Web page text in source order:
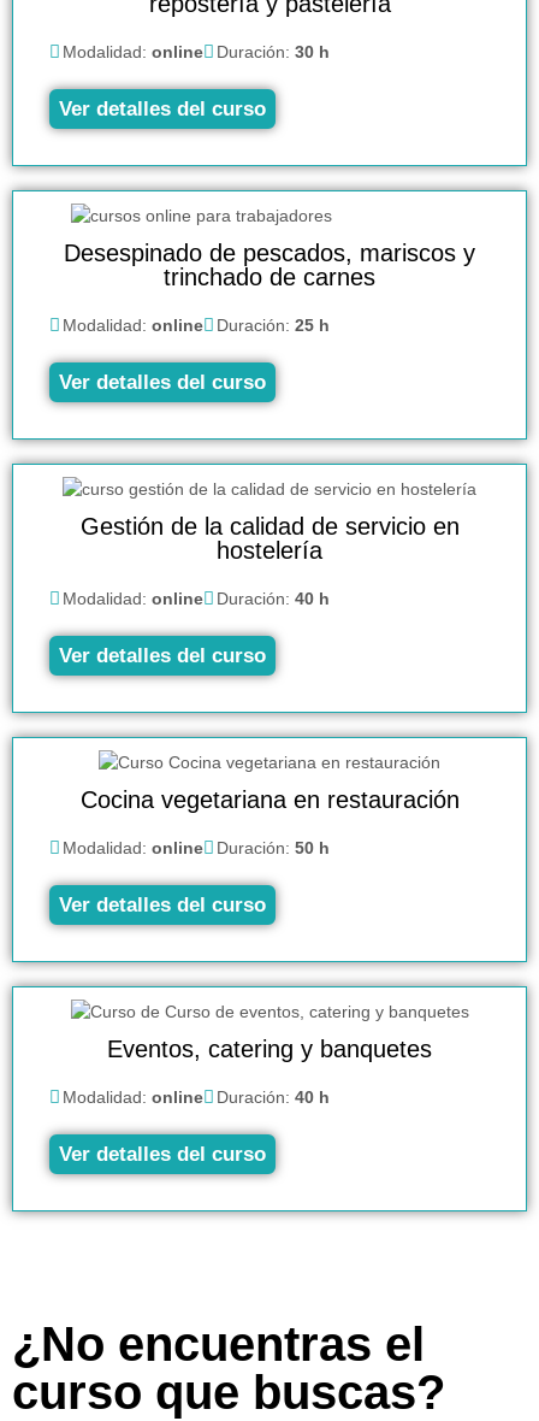
Modalidad: online Duración: 30 h
Ver detalles del curso
Desespinado de pescados, mariscos y
trinchado de carnes
Modalidad: online Duración: 25 h
Ver detalles del curso
Gestión de la calidad de servicio en
hostelería
Modalidad: online Duración: 40 h
Ver detalles del curso
Cocina vegetariana en restauración
Modalidad: online Duración: 50 h
Ver detalles del curso
Eventos, catering y banquetes
Modalidad: online Duración: 40 h
Ver detalles del curso
¿No encuentras el
curso que buscas?